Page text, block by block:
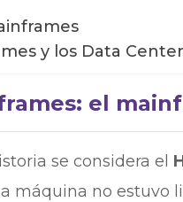
y los Data
el
se considera el
máquina no estuvo